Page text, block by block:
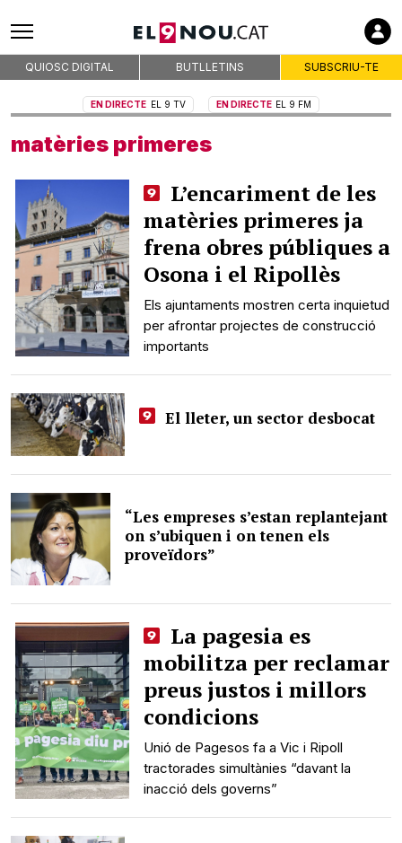
QUIOSC DIGITAL BUTLLETINS SUBSCRIU-TE
EN DIRECTE EL 9 TV EN DIRECTE EL 9 FM
matèries primeres
L’encariment de les
matèries primeres ja
frena obres públiques a
Osona i el Ripollès
Els ajuntaments mostren certa inquietud
per afrontar projectes de construcció
importants
El lleter, un sector desbocat
“Les empreses s’estan replantejant
on s’ubiquen i on tenen els
proveïdors”
La pagesia es
mobilitza per reclamar
preus justos i millors
condicions
Unió de Pagesos fa a Vic i Ripoll
tractorades simultànies “davant la
inacció dels governs”